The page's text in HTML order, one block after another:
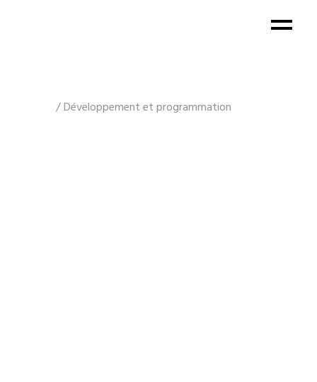
Développement et programmation